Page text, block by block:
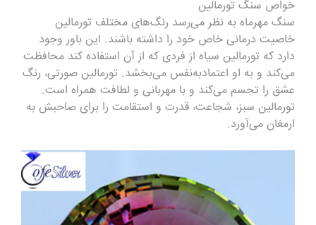
خواص سنگ تورمالین
سنگ مهرماه به نظر می‌رسد رنگ‌های مختلف تورمالین
خاصیت درمانی خاص خود را داشته باشند. این باور وجود
دارد که تورمالین سیاه از فردی که از آن استفاده کند محافظت
می‌کند و به او اعتمادبه‌نفس می‌بخشد. تورمالین صورتی، رنگ
عشق را تجسم می‌کند و با مهربانی و لطافت همراه است.
تورمالین سبز، شجاعت، قدرت و استقامت را برای صاحبش به
ارمغان می‌آورد.